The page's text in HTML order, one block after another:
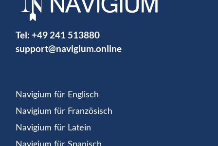
Tel: +49 241 513880
support@navigium.online
Navigium für Englisch
Navigium für Französisch
Navigium für Latein